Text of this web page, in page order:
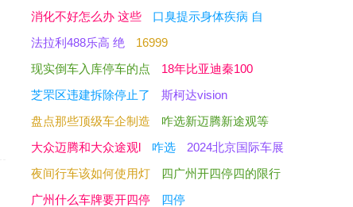
消化不好怎么办 这些
口臭提示身体疾病 自
法拉利488乐高 绝
16999
现实倒车入库停车的点
18年比亚迪秦100
芝罘区违建拆除停止了
斯柯达vision
盘点那些顶级车企制造
咋选新迈腾新途观等
大众迈腾和大众途观l
咋选
2024北京国际车展
夜间行车该如何使用灯
四广州开四停四的限行
广州什么车牌要开四停
四停